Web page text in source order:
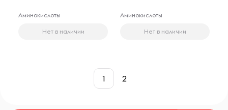
Аминокислоты
Нет в наличии
Аминокислоты
Нет в наличии
1 2